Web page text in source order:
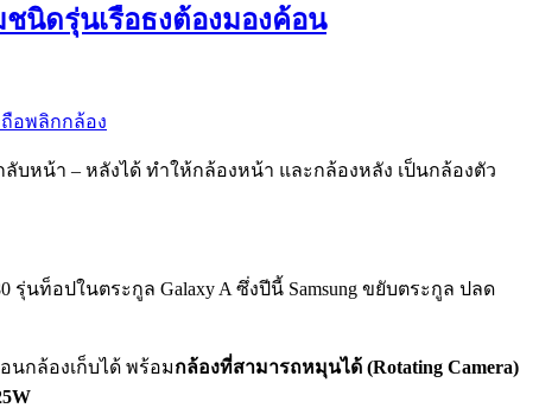
ชนิดรุ่นเรือธงต้องมองค้อน
อพลิกกล้อง
หน้า – หลังได้ ทำให้กล้องหน้า และกล้องหลัง เป็นกล้องตัว
นท็อปในตระกูล Galaxy A ซึ่งปีนี้ Samsung ขยับตระกูล ปลด
นกล้องเก็บได้ พร้อมกล้องที่สามารถหมุนได้ (Rotating Camera)